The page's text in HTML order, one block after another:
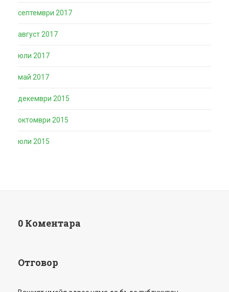
септември 2017
август 2017
юли 2017
май 2017
декември 2015
октомври 2015
юли 2015
0 Коментара
Отговор